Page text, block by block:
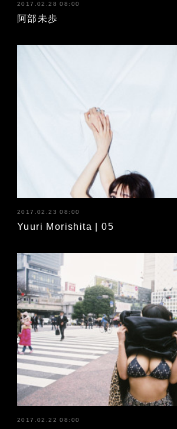
2017.02.28 08:00
阿部未歩
2017.02.23 08:00
Yuuri Morishita | 05
2017.02.22 08:00